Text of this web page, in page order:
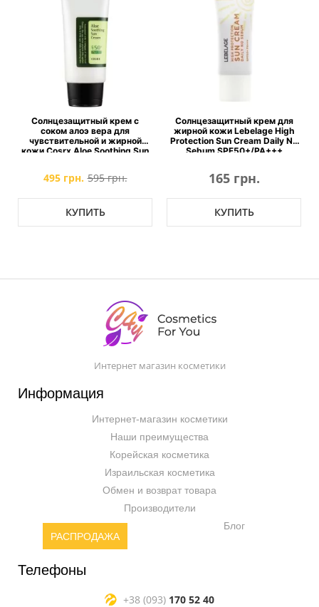
Солнцезащитный крем с
соком алоэ вера для
чувствительной и жирной
кожи Cosrx Aloe Soothing Sun
495 грн. 595 грн.
КУПИТЬ
Солнцезащитный крем для
жирной кожи Lebelage High
Protection Sun Cream Daily No
Sebum SPF50+/PA+++
165 грн.
КУПИТЬ
Интернет магазин косметики
Информация
Интернет-магазин косметики
Наши преимущества
Корейская косметика
Израильская косметика
Обмен и возврат товара
Производители
РАСПРОДАЖА
Блог
Телефоны
+38 (093) 170 52 40